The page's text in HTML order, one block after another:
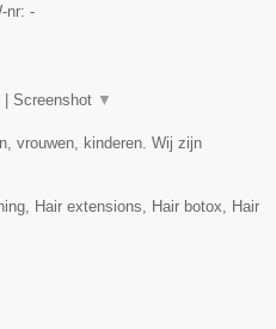
nr: -
| Screenshot ▼
vrouwen, kinderen. Wij zijn
Hair extensions, Hair botox, Hair